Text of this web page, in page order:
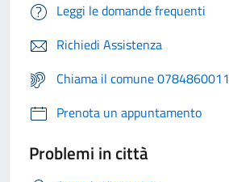
Leggi le domande frequenti
Richiedi Assistenza
Chiama il comune 0784860011
Prenota un appuntamento
Problemi in città